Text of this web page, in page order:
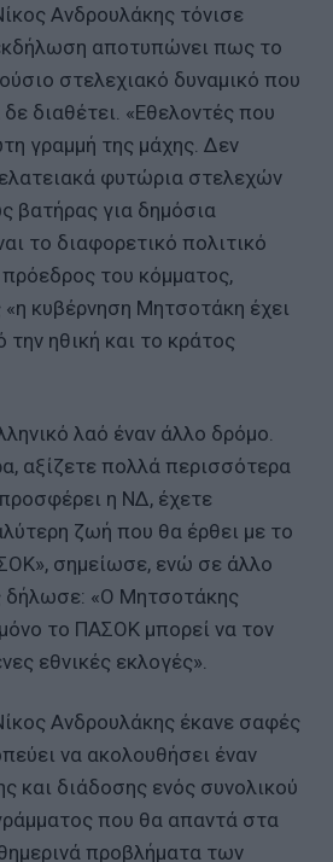
Ανδρουλάκης τόνισε
αποτυπώνει πως το
στελεχιακό δυναμικό που
διαθέτει. «Εθελοντές που
γραμμή της μάχης. Δεν
φυτώρια στελεχών
βατήρας για δημόσια
το διαφορετικό πολιτικό
του κόμματος,
κυβέρνηση Μητσοτάκη έχει
την ηθική και το κράτος
λαό έναν άλλο δρόμο.
αξίζετε πολλά περισσότερα
η ΝΔ, έχετε
ζωή που θα έρθει με το
σημείωσε, ενώ σε άλλο
δήλωσε: «Ο Μητσοτάκης
το ΠΑΣΟΚ μπορεί να τον
εθνικές εκλογές».
Ανδρουλάκης έκανε σαφές
να ακολουθήσει έναν
και διάδοσης ενός συνολικού
που θα απαντά στα
προβλήματα των